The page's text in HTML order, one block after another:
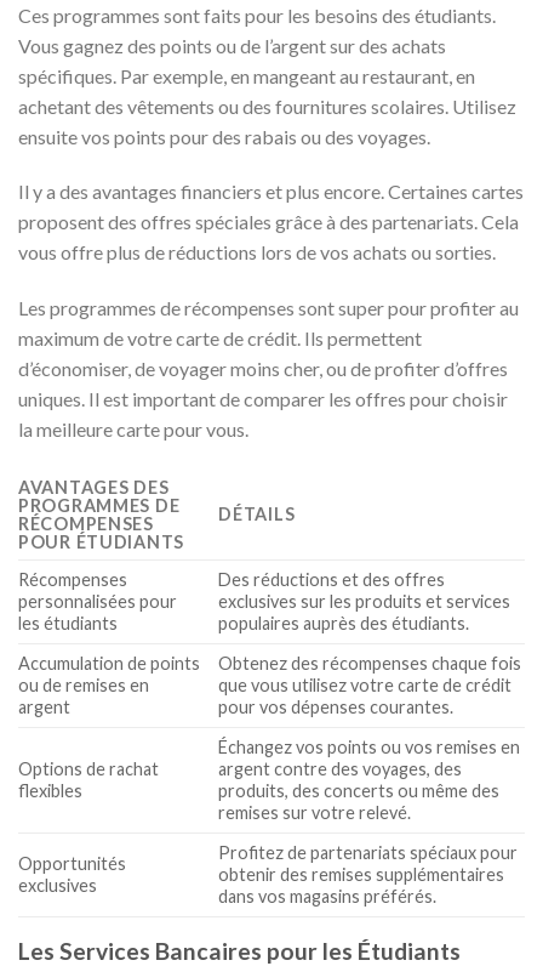
Ces programmes sont faits pour les besoins des étudiants.
Vous gagnez des points ou de l’argent sur des achats
spécifiques. Par exemple, en mangeant au restaurant, en
achetant des vêtements ou des fournitures scolaires. Utilisez
ensuite vos points pour des rabais ou des voyages.
Il y a des avantages financiers et plus encore. Certaines cartes
proposent des offres spéciales grâce à des partenariats. Cela
vous offre plus de réductions lors de vos achats ou sorties.
Les programmes de récompenses sont super pour profiter au
maximum de votre carte de crédit. Ils permettent
d’économiser, de voyager moins cher, ou de profiter d’offres
uniques. Il est important de comparer les offres pour choisir
la meilleure carte pour vous.
AVANTAGES DES
PROGRAMMES DE
RÉCOMPENSES
POUR ÉTUDIANTS
DÉTAILS
Récompenses
personnalisées pour
les étudiants
Des réductions et des offres
exclusives sur les produits et services
populaires auprès des étudiants.
Accumulation de points
ou de remises en
argent
Obtenez des récompenses chaque fois
que vous utilisez votre carte de crédit
pour vos dépenses courantes.
Options de rachat
flexibles
Échangez vos points ou vos remises en
argent contre des voyages, des
produits, des concerts ou même des
remises sur votre relevé.
Opportunités
exclusives
Profitez de partenariats spéciaux pour
obtenir des remises supplémentaires
dans vos magasins préférés.
Les Services Bancaires pour les Étudiants